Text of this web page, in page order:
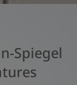
Spiegel